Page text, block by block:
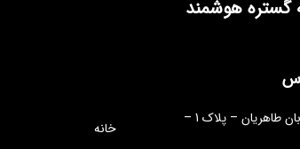
گستره هوشمند
آدرس : تهران – فلکه دوم صادقیه – خیابان طاهریان – پلاک 1 –
خانه